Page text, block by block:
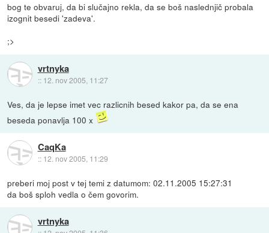
bog te obvaruj, da bi slučajno rekla, da se boš naslednjič probala
izognit besedi 'zadeva'.
;>
vrtnyka
:: 12. nov 2005, 11:27
Ves, da je lepse imet vec razlicnih besed kakor pa, da se ena
beseda ponavlja 100 x
CaqKa
:: 12. nov 2005, 11:29
preberi moj post v tej temi z datumom: 02.11.2005 15:27:31
da boš sploh vedla o čem govorim.
vrtnyka